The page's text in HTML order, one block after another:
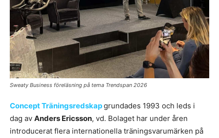
Sweaty Business föreläsning på tema Trendspan 2026
Concept Träningsredskapgrundades 1993 och leds i
dag av Anders Ericsson, vd. Bolaget har under åren
introducerat flera internationella träningsvarumärken på